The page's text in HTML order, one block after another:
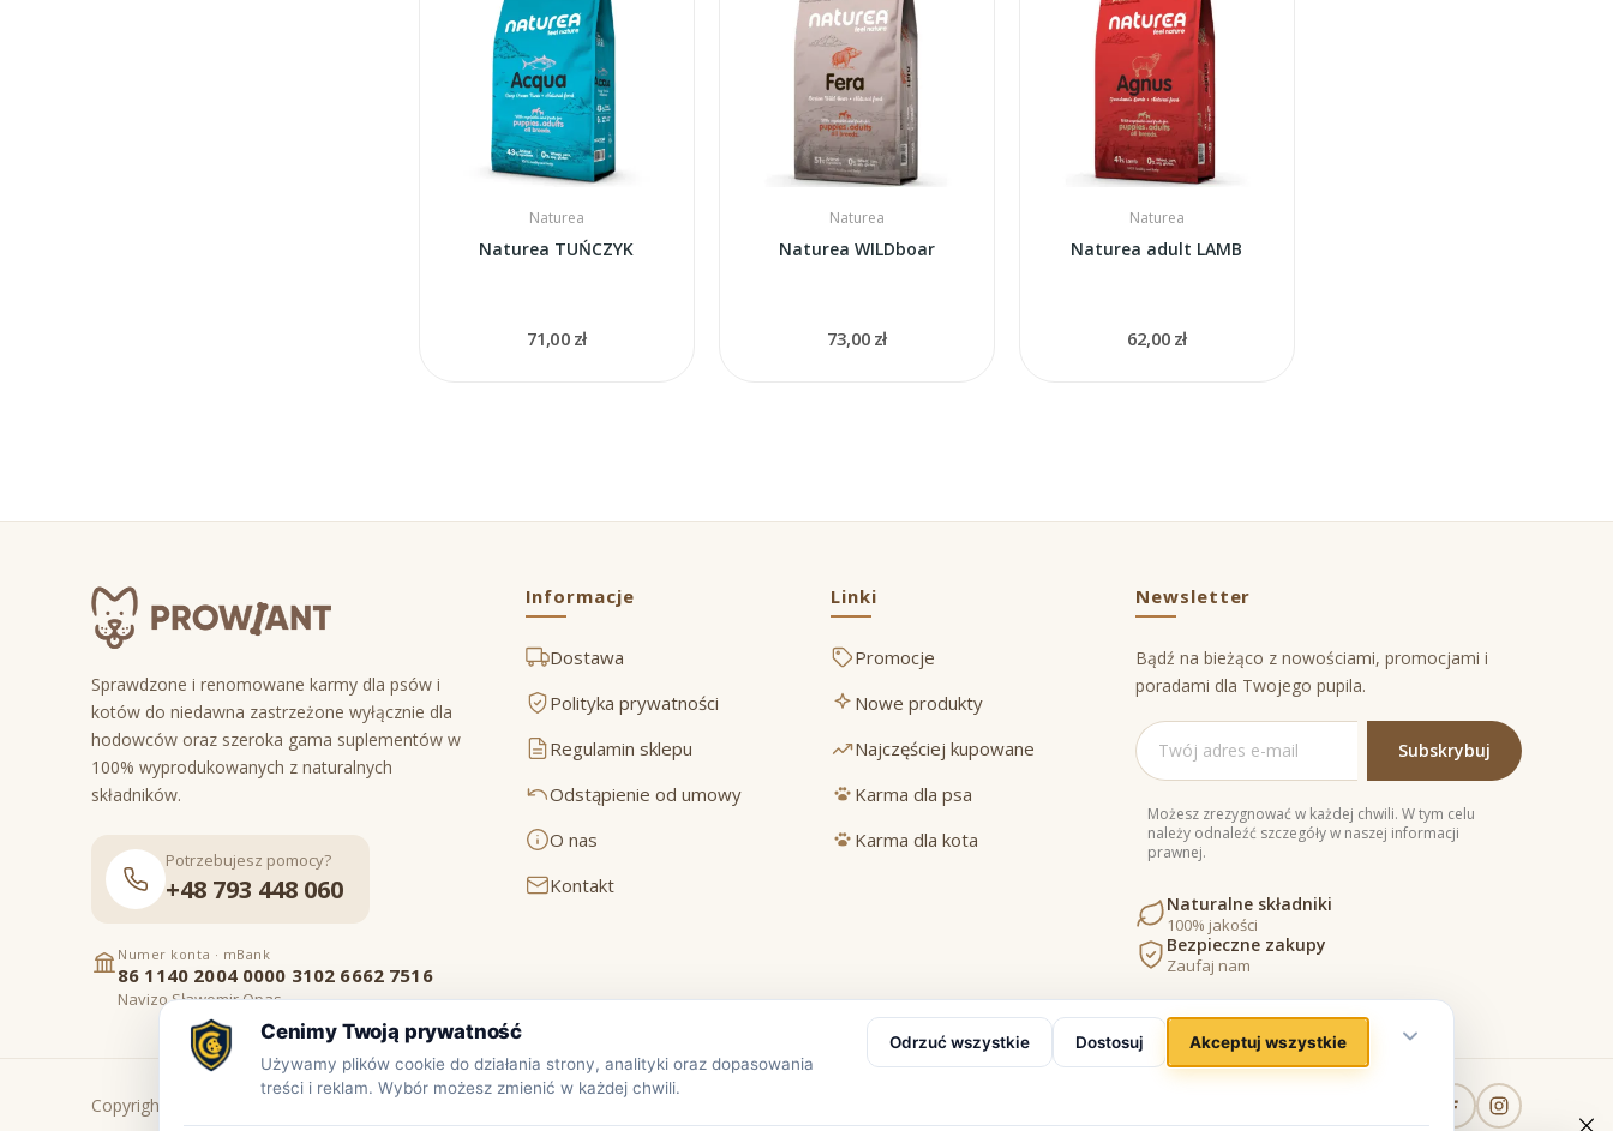
Naturea
Naturea TUŃCZYK
71,00 zł
Naturea
Naturea WILDboar
73,00 zł
Naturea
Naturea adult LAMB
62,00 zł
Sprawdzone i renomowane karmy dla psów i
kotów do niedawna zastrzeżone wyłącznie dla
hodowców oraz szeroka gama suplementów w
100% wyprodukowanych z naturalnych
składników.
Potrzebujesz pomocy?
+48 793 448 060
Numer konta · mBank
86 1140 2004 0000 3102 6662 7516
Navizo Sławomir Opas
Informacje
Dostawa
Polityka prywatności
Regulamin sklepu
Odstąpienie od umowy
O nas
Kontakt
Linki
Promocje
Nowe produkty
Najczęściej kupowane
Karma dla psa
Karma dla kota
Newsletter
Bądź na bieżąco z nowościami, promocjami i
poradami dla Twojego pupila.
Możesz zrezygnować w każdej chwili. W tym celu
należy odnaleźć szczegóły w naszej informacji
prawnej.
Naturalne składniki
100% jakości
Bezpieczne zakupy
Zaufaj nam
Copyright © www.prowiant.pl · powered by